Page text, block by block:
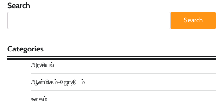
Search
Search
Categories
அரசியல்
ஆன்மிகம்-ஜோதிடம்
உலகம்